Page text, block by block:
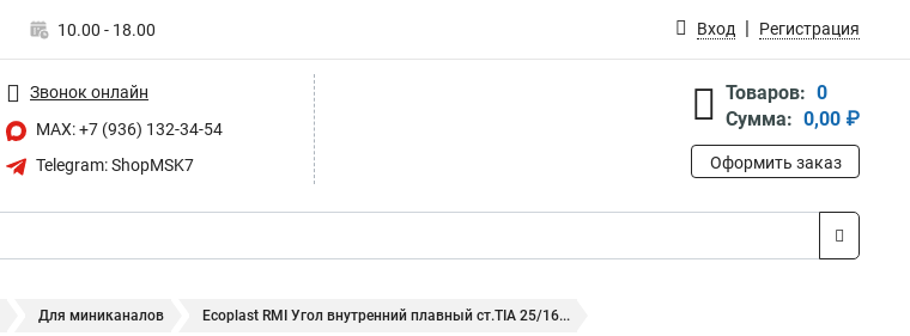
10.00 - 18.00 Вход Регистрация
Звонок онлайн
MAX: +7 (936) 132-34-54
Telegram: ShopMSK7
Товаров: 0
Сумма: 0,00 ₽
Оформить заказ
Для миниканалов Ecoplast RMI Угол внутренний плавный ст.TIA 25/16...